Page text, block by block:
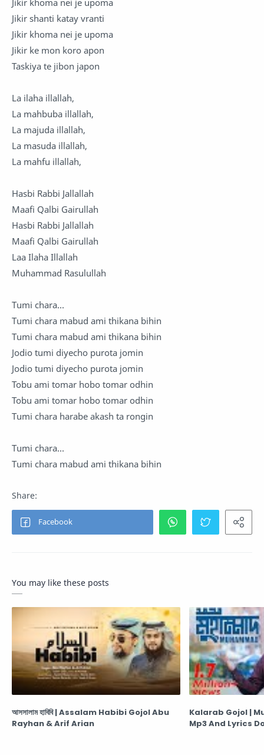
Jikir shanti katay vranti
Jikir khoma nei je upoma
Jikir ke mon koro apon
Taskiya te jibon japon
La ilaha illallah,
La mahbuba illallah,
La majuda illallah,
La masuda illallah,
La mahfu illallah,
Hasbi Rabbi Jallallah
Maafi Qalbi Gairullah
Hasbi Rabbi Jallallah
Maafi Qalbi Gairullah
Laa Ilaha Illallah
Muhammad Rasulullah
Tumi chara...
Tumi chara mabud ami thikana bihin
Tumi chara mabud ami thikana bihin
Jodio tumi diyecho purota jomin
Jodio tumi diyecho purota jomin
Tobu ami tomar hobo tomar odhin
Tobu ami tomar hobo tomar odhin
Tumi chara harabe akash ta rongin
Tumi chara...
Tumi chara mabud ami thikana bihin
You may like these posts
আসসালাম হাবিবি | Assalam Habibi Gojol Abu
Rayhan & Arif Arian
Kalarab Gojol |
Mp3 And Lyrics